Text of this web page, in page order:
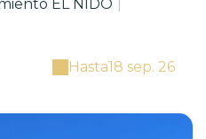
EL NIDO
Hasta18 sep. 26